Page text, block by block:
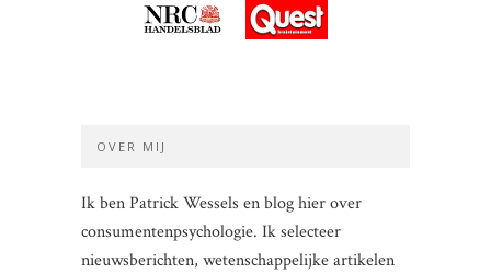
OVER MIJ
Ik ben Patrick Wessels en blog hier over
consumentenpsychologie. Ik selecteer
nieuwsberichten, wetenschappelijke artikelen